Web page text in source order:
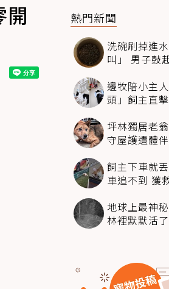
開 熱門新聞
洗碗刷掉進
叫」 男子鼓
邊牧陪小主
頭」飼主直
坪林獨居老
守屋護遺體
飼主下車就
車追不到 獲
地球上最神
林裡默默活